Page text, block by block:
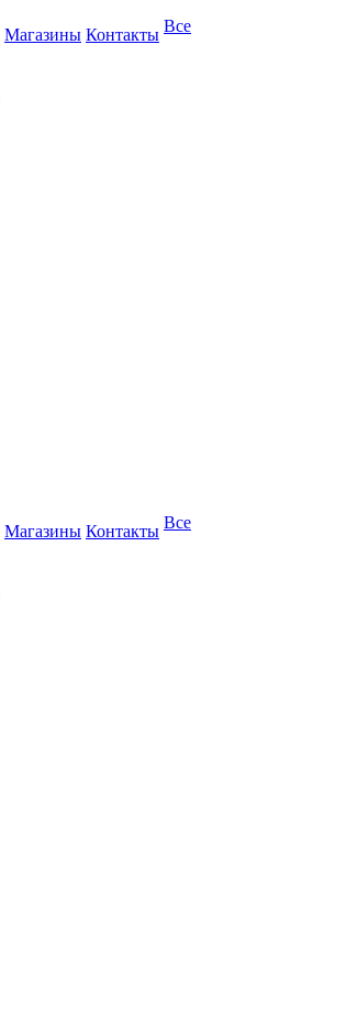
Магазины Контакты Все
Магазины Контакты Все